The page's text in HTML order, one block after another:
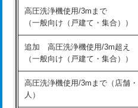
交換・取付(排水栓・排水トラップ
（P/S/ポップアップ））
交換・取付（その他部品）
持込商品取付（単水栓）
持込商品取付（混合水栓）
高圧洗浄機使用/3mまで
（一般向け（戸建て・集合））
追加 高圧洗浄機使用/3m超え
（一般向け（戸建て・集合））
高圧洗浄機使用/3mまで（店舗
人）